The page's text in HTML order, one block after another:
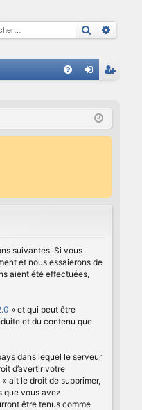
cri
suivantes. Si vous
et nous essaierons de
aient été effectuées,
» et qui peut être
et du contenu que
dans lequel le serveur
d’avertir votre
ait le droit de supprimer,
que vous avez
être tenus comme